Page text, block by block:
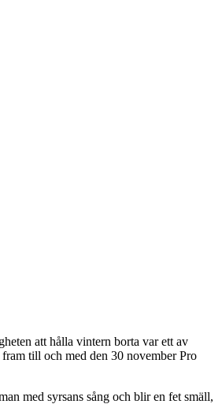
att hålla vintern borta var ett av
till och med den 30 november Pro
med syrsans sång och blir en fet smäll,